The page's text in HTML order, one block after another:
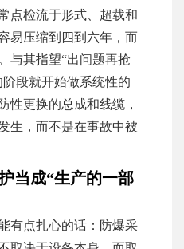
点检流于形式、超载和
易压缩到四到六年，而
与其指望“出问题再抢
段就开始做系统性的
性更换的总成和线缆，
生，而不是在事故中被
当成“生产的一部
有点扎心的话：防爆采